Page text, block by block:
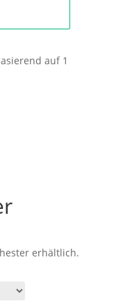
auf 1
erhältlich.